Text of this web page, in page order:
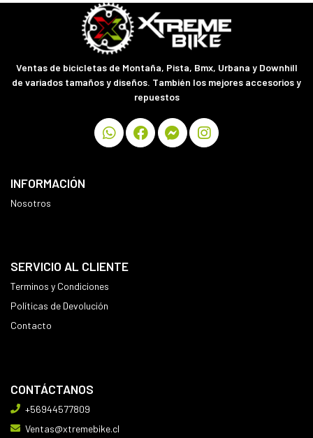
Ventas de bicicletas de Montaña, Pista, Bmx, Urbana y Downhill
de variados tamaños y diseños. También los mejores accesorios y
repuestos
INFORMACIÓN
Nosotros
SERVICIO AL CLIENTE
Terminos y Condiciones
Políticas de Devolución
Contacto
CONTÁCTANOS
+56944577809
Ventas@xtremebike.cl